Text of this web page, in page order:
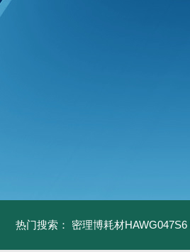
热门搜索： 密理博耗材HAWG047S6